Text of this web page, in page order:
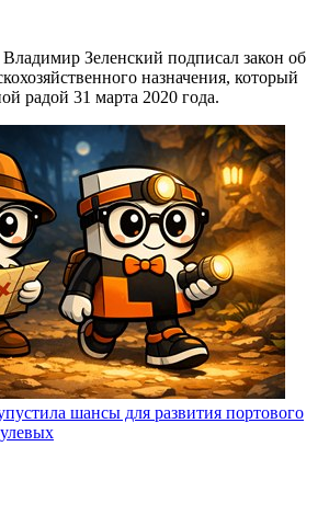
Зеленский подписал закон об
назначения, который
радой 31 марта 2020 года.
шансы для развития портового